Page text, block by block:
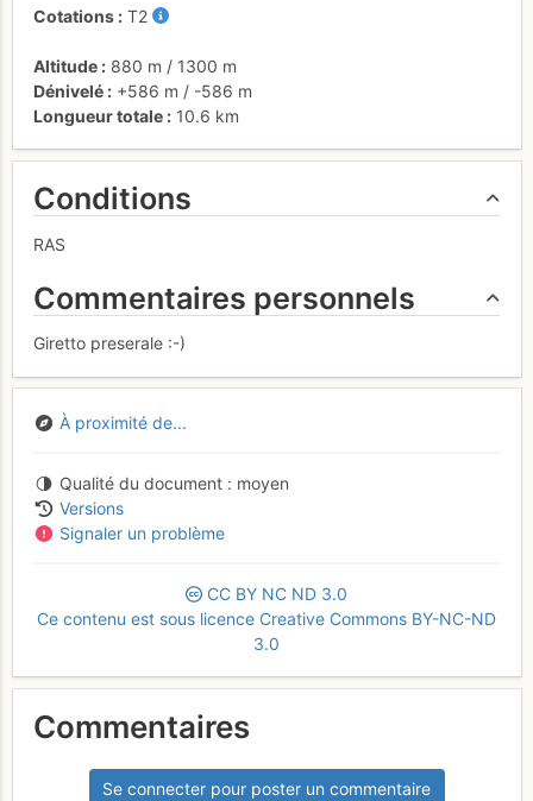
Cotations T2
Altitude 880 m / 1300 m
Dénivelé
+586 m / -586 m
Longueur totale
10.6 km
Conditions
RAS
Commentaires personnels
Giretto preserale :-)
À proximité de...
Qualité du document
moyen
Versions
Signaler un problème
CC BY NC ND 3.0
Ce contenu est sous licence Creative Commons BY-NC-ND
3.0
Commentaires
Se connecter pour poster un commentaire